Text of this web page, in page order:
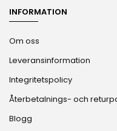
INFORMATION
Om oss
Leveransinformation
Integritetspolicy
Återbetalnings- och
Blogg